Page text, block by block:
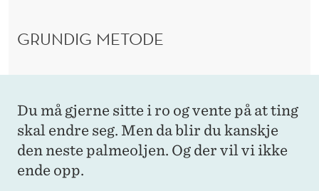
GRUNDIG METODE
Du må gjerne sitte i ro og vente på at ting
skal endre seg. Men da blir du kanskje
den neste palmeoljen. Og der vil vi ikke
ende opp.